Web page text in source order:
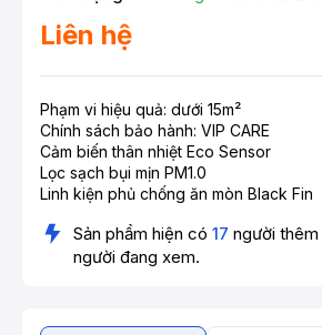
Liên hệ
Phạm vi hiệu quả: dưới 15m²
Chính sách bảo hành: VIP CARE
Cảm biến thân nhiệt Eco Sensor
Lọc sạch bụi mịn PM1.0
Linh kiện phủ chống ăn mòn Black Fin
Sản phẩm hiện có 17 người
người đang xem.